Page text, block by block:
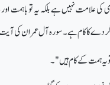
کی علامت نہیں ہے بلکہ یہ تو
ہے ۔ سورہ آل عمران کی آیت نمبر 186 ملاحظہ
یہ ہمت کے کام ہیں "۔